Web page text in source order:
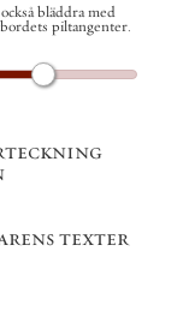
bläddra med
piltangenter.
texter